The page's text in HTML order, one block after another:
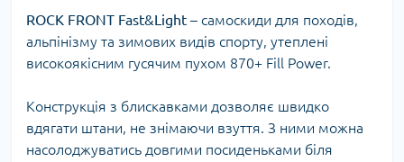
ROCK FRONT Fast&Light – самоскиди для походів,
альпінізму та зимових видів спорту, утеплені
високоякісним гусячим пухом 870+ Fill Power.
Конструкція з блискавками дозволяє швидко
вдягати штани, не знімаючи взуття. З ними можна
насолоджуватись довгими посиденьками біля